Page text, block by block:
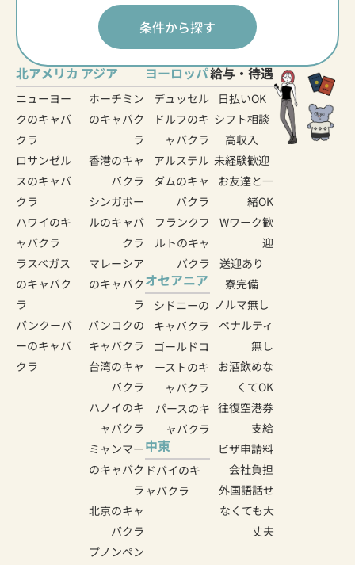
条件から探す
北アメリカ
ニューヨー
クのキャバ
クラ
ロサンゼル
スのキャバ
クラ
ハワイのキ
ャバクラ
ラスベガス
のキャバク
ラ
バンクーバ
ーのキャバ
クラ
アジア
ホーチミン
のキャバク
ラ
香港のキャ
バクラ
シンガポー
ルのキャバ
クラ
マレーシア
のキャバク
ラ
バンコクの
キャバクラ
台湾のキャ
バクラ
ハノイのキ
ャバクラ
ミャンマー
のキャバク
ラ
北京のキャ
バクラ
プノンペン
ヨーロッパ
デュッセル
ドルフのキ
ャバクラ
アルステル
ダムのキャ
バクラ
フランクフ
ルトのキャ
バクラ
オセアニア
シドニーの
キャバクラ
ゴールドコ
ーストのキ
ャバクラ
パースのキ
ャバクラ
中東
ドバイのキ
ャバクラ
給与・待遇
日払いOK
シフト相談
高収入
未経験歓迎
お友達と一
緒OK
Wワーク歓
迎
送迎あり
寮完備
ノルマ無し
ペナルティ
無し
お酒飲めな
くてOK
往復空港券
支給
ビザ申請料
会社負担
外国語話せ
なくても大
丈夫